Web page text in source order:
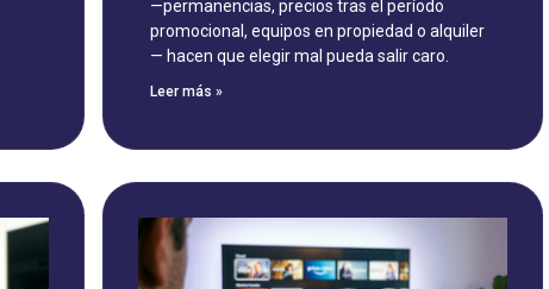
—permanencias, precios tras el período
promocional, equipos en propiedad o alquiler
— hacen que elegir mal pueda salir caro.
Leer más »